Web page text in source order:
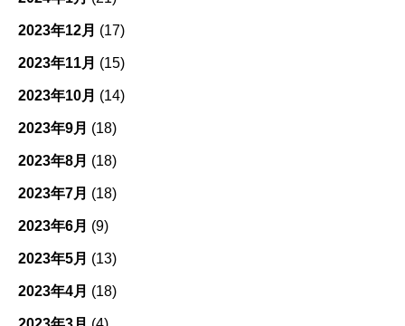
2023年12月 (17)
2023年11月 (15)
2023年10月 (14)
2023年9月 (18)
2023年8月 (18)
2023年7月 (18)
2023年6月 (9)
2023年5月 (13)
2023年4月 (18)